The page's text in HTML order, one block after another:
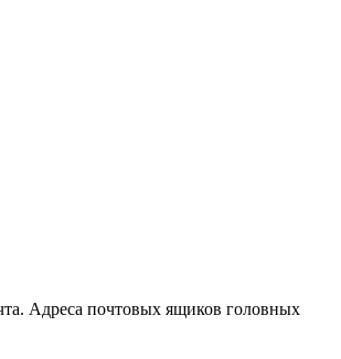
Адреса почтовых ящиков головных